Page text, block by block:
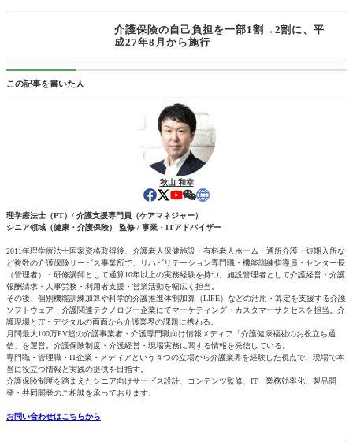
介護保険の自己負担を一部1割→2割に、平
成27年8月から施行
この記事を書いた人
秋山 和幸
理学療法士（PT）/ 介護支援専門員（ケアマネジャー）
シニア領域（健康・介護保険） 監修 / 事業・ITアドバイザー
2011年理学療法士国家資格取得後、介護老人保健施設・有料老人ホーム・通所介護・短期入所な
ど複数の介護保険サービス事業所で、リハビリテーション専門職・機能訓練指導員・センター長
（管理者）・研修講師として通算10年以上の実務経験を持つ。施設管理者として介護経営・介護
報酬請求・人事労務・利用者支援・営業活動を幅広く担当。
その後、個別機能訓練加算や科学的介護推進体制加算（LIFE）などの活用・算定を支援する介護
ソフトウェア・介護関連テクノロジー企業にてマーケティング・カスタマーサクセスを担当。介
護現場とIT・デジタルの両面から介護業界の課題に携わる。
月間最大100万PV超の介護事業者・介護専門職向け情報メディア「介護健康福祉のお役立ち通
信」を運営。介護保険制度・介護経営・現場実務に関する情報を発信している。
専門職・管理職・IT企業・メディアという４つの立場から介護業界を経験した視点で、現場で本
当に役立つ情報と実践の提供を目指す。
介護保険制度を踏まえたシニア向けサービス設計、コンテンツ監修、IT・業務効率化、製品開
発・共同開発のご相談を承っております。
お問い合わせはこちらから